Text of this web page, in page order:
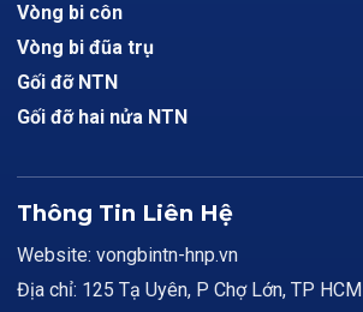
Vòng bi côn
Vòng bi đũa trụ
Gối đỡ NTN
Gối đỡ hai nửa NTN
Thông Tin Liên Hệ
Website: vongbintn-hnp.vn
Địa chỉ: 125 Tạ Uyên, P Chợ Lớn, TP HCM